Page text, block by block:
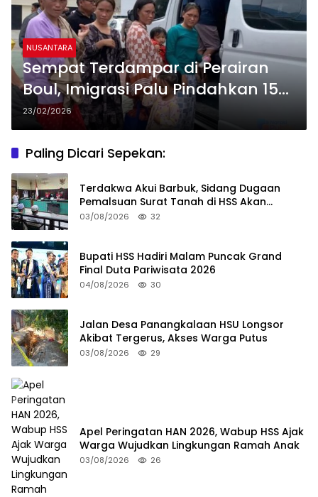
NUSANTARA
Sempat Terdampar di Perairan
Boul, Imigrasi Palu Pindahkan 15
WNA Filipina ke Rudenim Manado
23/02/2026
Paling Dicari Sepekan:
Terdakwa Akui Barbuk, Sidang Dugaan
Pemalsuan Surat Tanah di HSS Akan
Berlanjut Tuntutan JPU
03/08/2026 32
Bupati HSS Hadiri Malam Puncak Grand
Final Duta Pariwisata 2026
04/08/2026 30
Jalan Desa Panangkalaan HSU Longsor
Akibat Tergerus, Akses Warga Putus
03/08/2026 29
Apel Peringatan HAN 2026, Wabup HSS Ajak
Warga Wujudkan Lingkungan Ramah Anak
03/08/2026 26